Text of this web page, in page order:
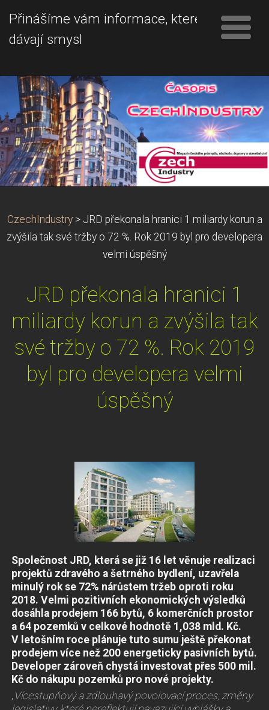
Přinášíme vám informace, které
dávají smysl
CzechIndustry > JRD překonala hranici 1 miliardy korun a
zvýšila tak své tržby o 72 %. Rok 2019 byl pro developera
velmi úspěšný
JRD překonala hranici 1
miliardy korun a zvýšila tak
své tržby o 72 %. Rok 2019
byl pro developera velmi
úspěšný
Společnost JRD, která se již 16 let věnuje realizaci
projektů zdravého a šetrného bydlení, uzavřela
minulý rok se 72% nárůstem tržeb oproti roku
2018. Velmi pozitivních ekonomických výsledků
dosáhla prodejem 166 bytů, 6 komerčních prostor
a 64 pozemků v celkové hodnotě 1,038 mld. Kč.
V letošním roce plánuje tuto sumu ještě překonat
prodejem více než 200 energeticky pasivních bytů.
Developer zároveň chystá investovat přes 500 mil.
Kč do nákupu pozemků pro nové projekty.
„ Vícestupňový a zdlouhavý povolovací proces, změny